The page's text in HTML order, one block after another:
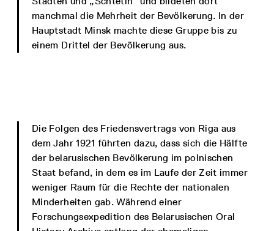
manchmal die Mehrheit der Bevölkerung. In der
Hauptstadt Minsk machte diese Gruppe bis zu
einem Drittel der Bevölkerung aus.
Die Folgen des Friedensvertrags von Riga aus
dem Jahr 1921 führten dazu, dass sich die Hälfte
der belarusischen Bevölkerung im polnischen
Staat befand, in dem es im Laufe der Zeit immer
weniger Raum für die Rechte der nationalen
Minderheiten gab. Während einer
Forschungsexpedition des Belarusischen Oral